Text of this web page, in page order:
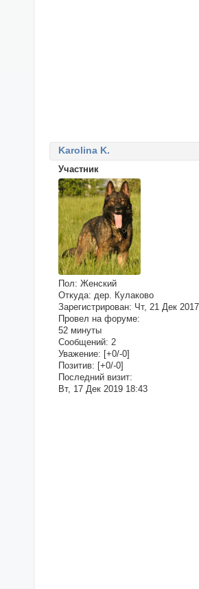
Karolina K.
Участник
Пол: Женский
Откуда: дер. Кулаково
Зарегистрирован: Чт, 21 Дек 2017
Провел на форуме:
52 минуты
Сообщений: 2
Уважение: [+0/-0]
Позитив: [+0/-0]
Последний визит:
Вт, 17 Дек 2019 18:43